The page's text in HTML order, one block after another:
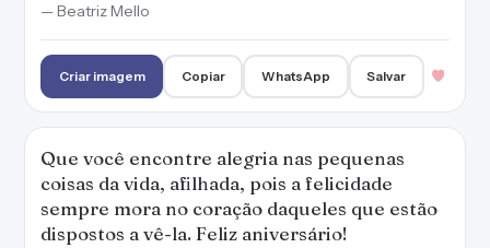
— Beatriz Mello
Criar imagem Copiar WhatsApp Salvar
Que você encontre alegria nas pequenas
coisas da vida, afilhada, pois a felicidade
sempre mora no coração daqueles que estão
dispostos a vê-la. Feliz aniversário!